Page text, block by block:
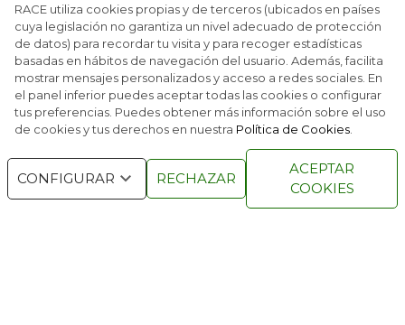
RACE utiliza cookies propias y de terceros (ubicados en países
cuya legislación no garantiza un nivel adecuado de protección
de datos) para recordar tu visita y para recoger estadísticas
basadas en hábitos de navegación del usuario. Además, facilita
mostrar mensajes personalizados y acceso a redes sociales. En
el panel inferior puedes aceptar todas las cookies o configurar
tus preferencias. Puedes obtener más información sobre el uso
de cookies y tus derechos en nuestra Política de Cookies
CONFIGURAR RECHAZAR
ACEPTAR
COOKIES
EL RACE IMPULSA UNA NUEVA FORMA DE
RECUPERAR PUNTOS
TODOS LOS DERECHOS
RESERVADOS